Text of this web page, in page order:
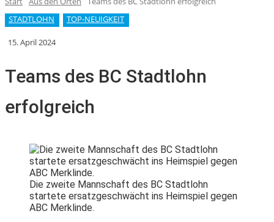
STADTLOHN
TOP-NEUIGKEIT
15. April 2024
Teams des BC Stadtlohn
erfolgreich
Die zweite Mannschaft des BC Stadtlohn
startete ersatzgeschwächt ins Heimspiel gegen
ABC Merklinde.